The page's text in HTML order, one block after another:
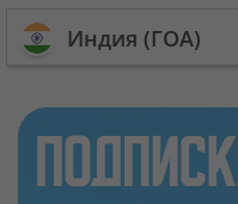
Индия (ГОА)